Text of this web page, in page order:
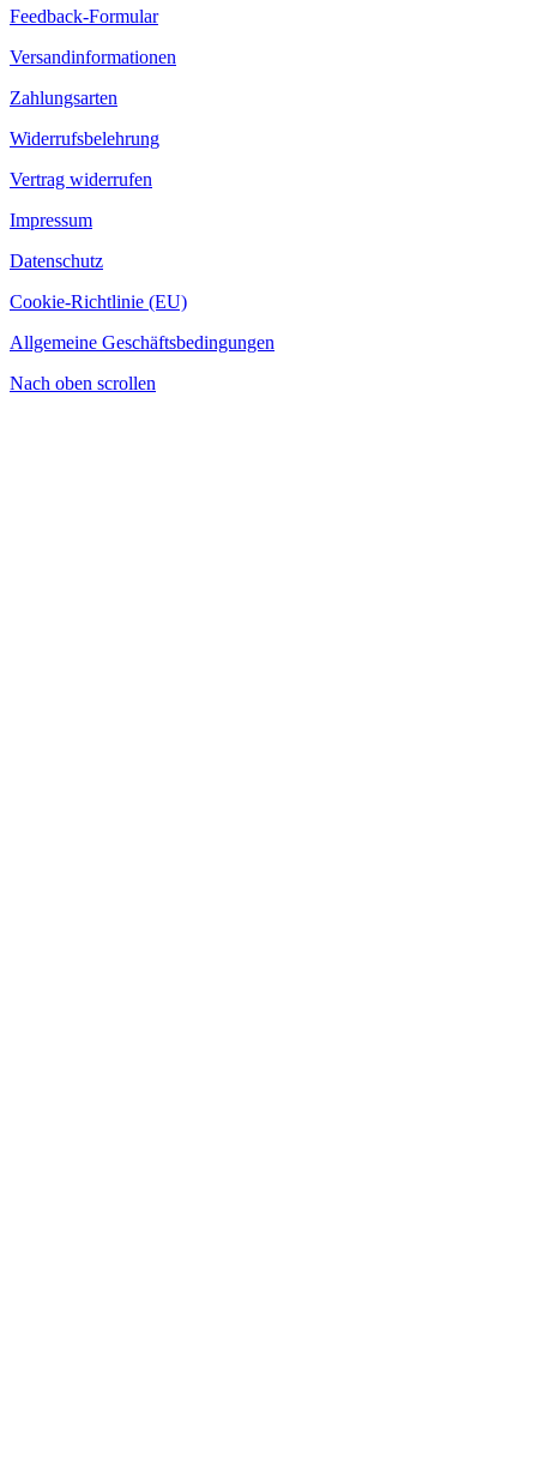
Feedback-Formular
Versandinformationen
Zahlungsarten
Widerrufsbelehrung
Vertrag widerrufen
Impressum
Datenschutz
Cookie-Richtlinie (EU)
Allgemeine Geschäftsbedingungen
Nach oben scrollen